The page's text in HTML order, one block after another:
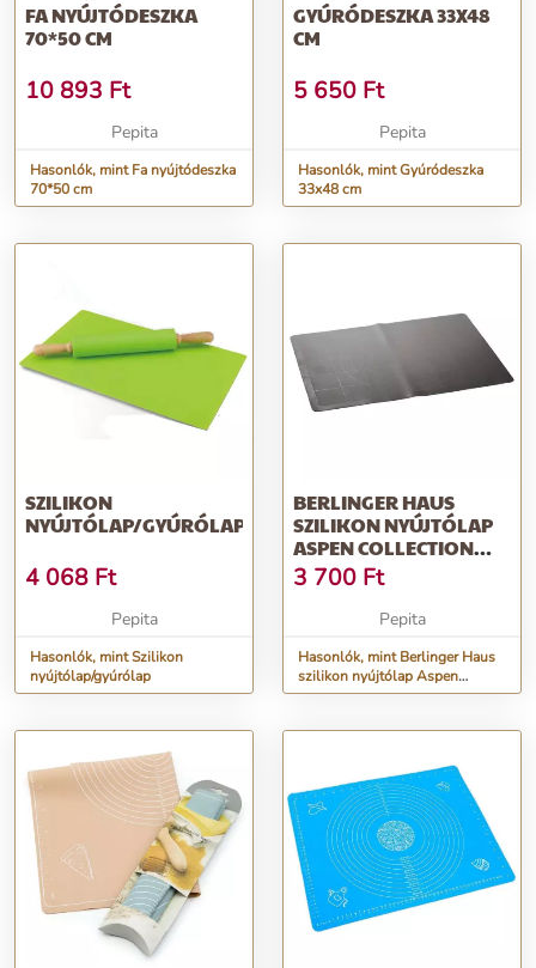
FA NYÚJTÓDESZKA
70*50 CM
10 893 Ft
Pepita
Hasonlók, mint Fa nyújtódeszka
70*50 cm
GYÚRÓDESZKA 33X48
CM
5 650 Ft
Pepita
Hasonlók, mint Gyúródeszka
33x48 cm
SZILIKON
NYÚJTÓLAP/GYÚRÓLAP
4 068 Ft
Pepita
Hasonlók, mint Szilikon
nyújtólap/gyúrólap
BERLINGER HAUS
SZILIKON NYÚJTÓLAP
ASPEN COLLECTION
62X42 CM
3 700 Ft
Pepita
Hasonlók, mint Berlinger Haus
szilikon nyújtólap Aspen
Collection 62x42 cm